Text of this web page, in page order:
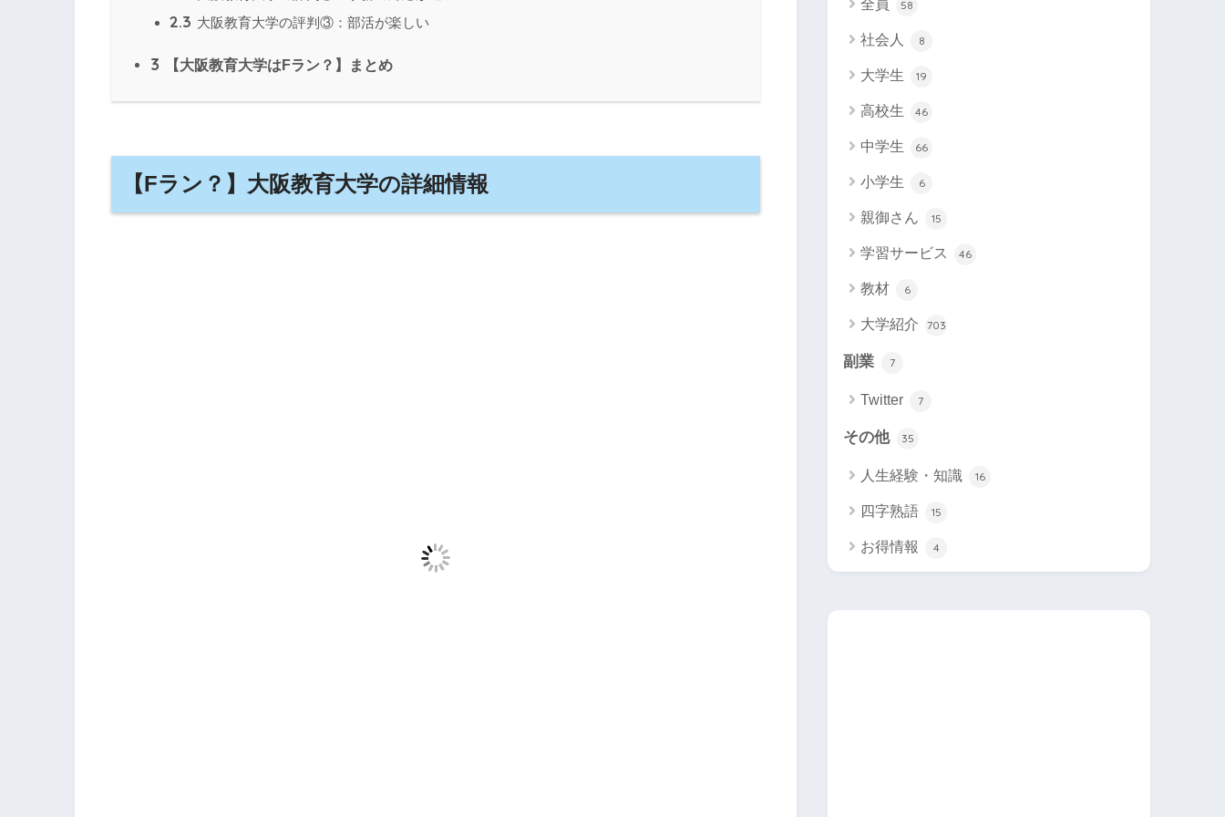
2.3 大阪教育大学の評判③：部活が楽しい
3 【大阪教育大学はFラン？】まとめ
【Fラン？】大阪教育大学の詳細情報
全員 58
社会人 8
大学生 19
高校生 46
中学生 66
小学生 6
親御さん 15
学習サービス 46
教材 6
大学紹介 703
副業 7
Twitter 7
その他 35
人生経験・知識 16
四字熟語 15
お得情報 4